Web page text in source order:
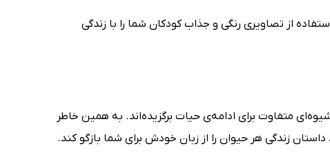
از تصاویری رنگی و جذاب کودکان شما را با زندگی
متفاوت برای ادامه‌ی حیات برگزیده‌اند. به همین خاطر